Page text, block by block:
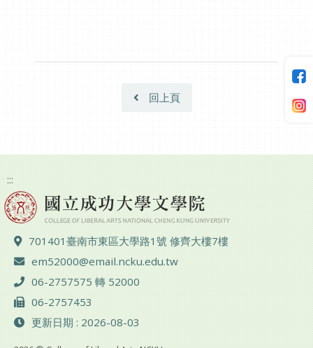
回上頁
:::
地址 ：
701401臺南市東區大學路1號 修齊大樓7樓
電子郵件 ：
em52000@email.ncku.edu.tw
電話 ：
06-2757575 轉 52000
傳真 ：
06-2757453
更新日期 : 2026-08-03